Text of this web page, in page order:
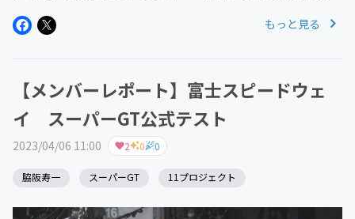
ジェクトレポートが企画者の「井口」さんより届きました
もっと見る
【メンバーレポート】富士スピードウェ
イ スーパーGT公式テスト
2023/04/06 11:00 2 0 0
脇阪寿一 スーパーGT 11プロジェクト